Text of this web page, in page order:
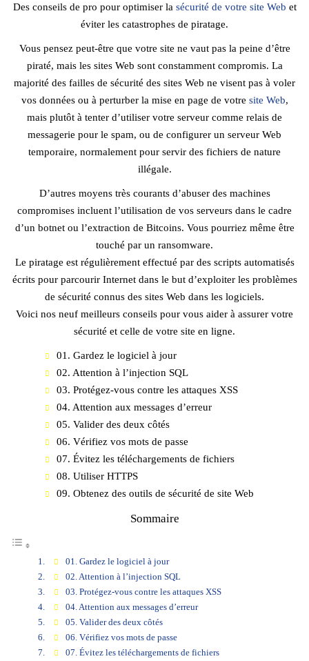
Des conseils de pro pour optimiser la sécurité de votre site Web et
éviter les catastrophes de piratage.
Vous pensez peut-être que votre site ne vaut pas la peine d’être
piraté, mais les sites Web sont constamment compromis. La
majorité des failles de sécurité des sites Web ne visent pas à voler
vos données ou à perturber la mise en page de votre site Web,
mais plutôt à tenter d’utiliser votre serveur comme relais de
messagerie pour le spam, ou de configurer un serveur Web
temporaire, normalement pour servir des fichiers de nature
illégale.
D’autres moyens très courants d’abuser des machines
compromises incluent l’utilisation de vos serveurs dans le cadre
d’un botnet ou l’extraction de Bitcoins. Vous pourriez même être
touché par un ransomware.
Le piratage est régulièrement effectué par des scripts automatisés
écrits pour parcourir Internet dans le but d’exploiter les problèmes
de sécurité connus des sites Web dans les logiciels.
Voici nos neuf meilleurs conseils pour vous aider à assurer votre
sécurité et celle de votre site en ligne.
01. Gardez le logiciel à jour
02. Attention à l’injection SQL
03. Protégez-vous contre les attaques XSS
04. Attention aux messages d’erreur
05. Valider des deux côtés
06. Vérifiez vos mots de passe
07. Évitez les téléchargements de fichiers
08. Utiliser HTTPS
09. Obtenez des outils de sécurité de site Web
Sommaire
01. Gardez le logiciel à jour
02. Attention à l’injection SQL
03. Protégez-vous contre les attaques XSS
04. Attention aux messages d’erreur
05. Valider des deux côtés
06. Vérifiez vos mots de passe
07. Évitez les téléchargements de fichiers